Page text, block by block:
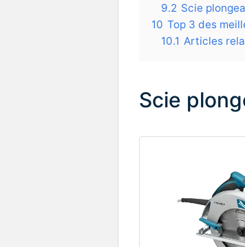
9.2 Scie
10 Top 3 des
10.1 Articles
Scie